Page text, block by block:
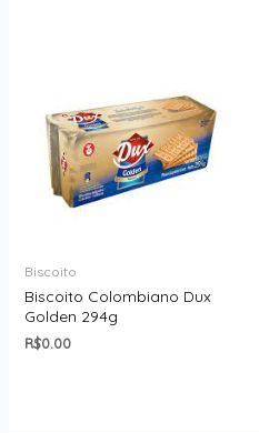
Biscoito
Biscoito Colombiano Dux
Golden 294g
R$0.00